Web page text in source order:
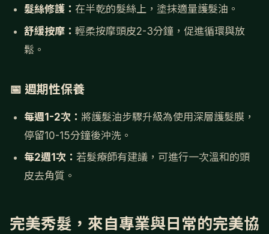
髮絲修護： 在半乾的髮絲上，塗抹適量護髮油。
舒緩按摩： 輕柔按摩頭皮2-3分鐘，促進循環與放
鬆。
📅 週期性保養
每週1-2次： 將護髮油步驟升級為使用深層護髮膜，
停留10-15分鐘後沖洗。
每2週1次： 若髮療師有建議，可進行一次溫和的頭
皮去角質。
完美秀髮，來自專業與日常的完美協